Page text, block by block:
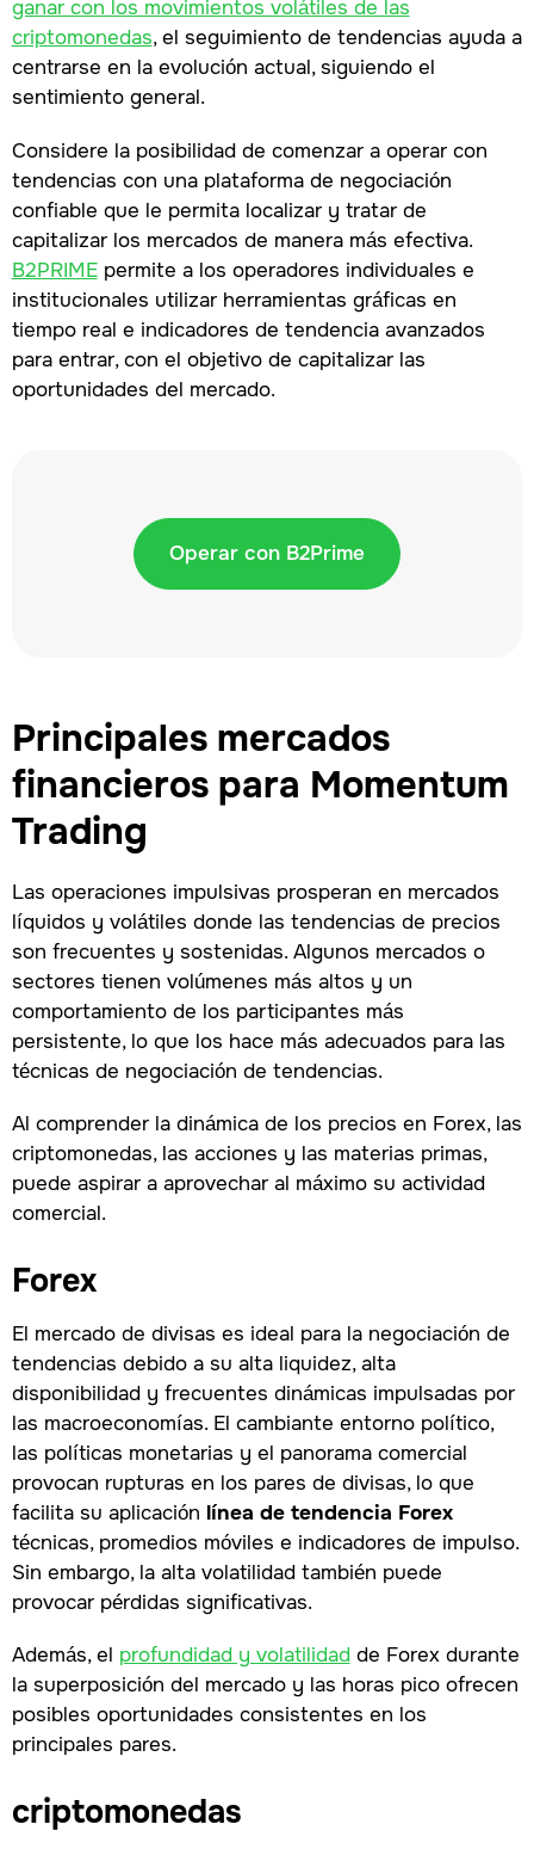
ganar con los movimientos volátiles de las
criptomonedas, el seguimiento de tendencias ayuda a
centrarse en la evolución actual, siguiendo el
sentimiento general.
Considere la posibilidad de comenzar a operar con
tendencias con una plataforma de negociación
confiable que le permita localizar y tratar de
capitalizar los mercados de manera más efectiva.
B2PRIMEpermite a los operadores individuales e
institucionales utilizar herramientas gráficas en
tiempo real e indicadores de tendencia avanzados
para entrar, con el objetivo de capitalizar las
oportunidades del mercado.
Operar con B2Prime
Principales mercados
financieros para Momentum
Trading
Las operaciones impulsivas prosperan en mercados
líquidos y volátiles donde las tendencias de precios
son frecuentes y sostenidas. Algunos mercados o
sectores tienen volúmenes más altos y un
comportamiento de los participantes más
persistente, lo que los hace más adecuados para las
técnicas de negociación de tendencias.
Al comprender la dinámica de los precios en Forex, las
criptomonedas, las acciones y las materias primas,
puede aspirar a aprovechar al máximo su actividad
comercial.
Forex
El mercado de divisas es ideal para la negociación de
tendencias debido a su alta liquidez, alta
disponibilidad y frecuentes dinámicas impulsadas por
las macroeconomías. El cambiante entorno político,
las políticas monetarias y el panorama comercial
provocan rupturas en los pares de divisas, lo que
facilita su aplicación línea de tendencia Forex
técnicas, promedios móviles e indicadores de impulso.
Sin embargo, la alta volatilidad también puede
provocar pérdidas significativas.
Además, el profundidad y volatilidadde Forex durante
la superposición del mercado y las horas pico ofrecen
posibles oportunidades consistentes en los
principales pares.
criptomonedas